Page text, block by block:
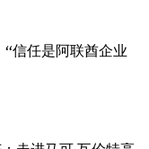
“信任是阿联酋企业